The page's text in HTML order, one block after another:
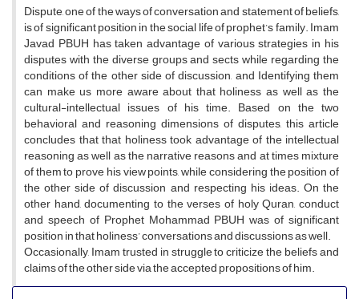
Dispute, one of the ways of conversation and statement of beliefs,
is of significant position in the social life of prophet’s family. Imam
Javad PBUH has taken advantage of various strategies in his
disputes with the diverse groups and sects while regarding the
conditions of the other side of discussion, and Identifying them
can make us more aware about that holiness as well as the
cultural-intellectual issues of his time. Based on the two
behavioral and reasoning dimensions of disputes, this article
concludes that that holiness took advantage of the intellectual
reasoning as well as the narrative reasons and at times mixture
of them to prove his view points, while considering the position of
the other side of discussion and respecting his ideas. On the
other hand, documenting to the verses of holy Quran, conduct
and speech of Prophet Mohammad PBUH was of significant
position in that holiness’ conversations and discussions as well.
Occasionally, Imam trusted in struggle to criticize the beliefs and
claims of the other side via the accepted propositions of him.